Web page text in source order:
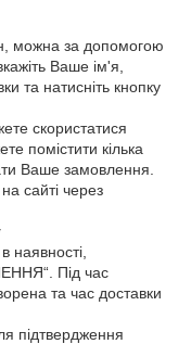
можна за допомогою
Ваше ім'я,
та натисніть кнопку
скористатися
помістити кілька
Ваше замовлення.
сайті через
Під час
та час доставки
підтвердження